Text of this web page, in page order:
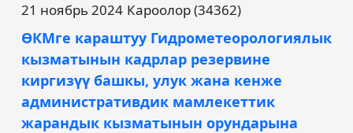
21 ноябрь 2024 Кароолор (34362)
ӨКМге караштуу Гидрометеорологиялык
кызматынын кадрлар резервине
киргизүү башкы, улук жана кенже
административдик мамлекеттик
жарандык кызматынын орундарына